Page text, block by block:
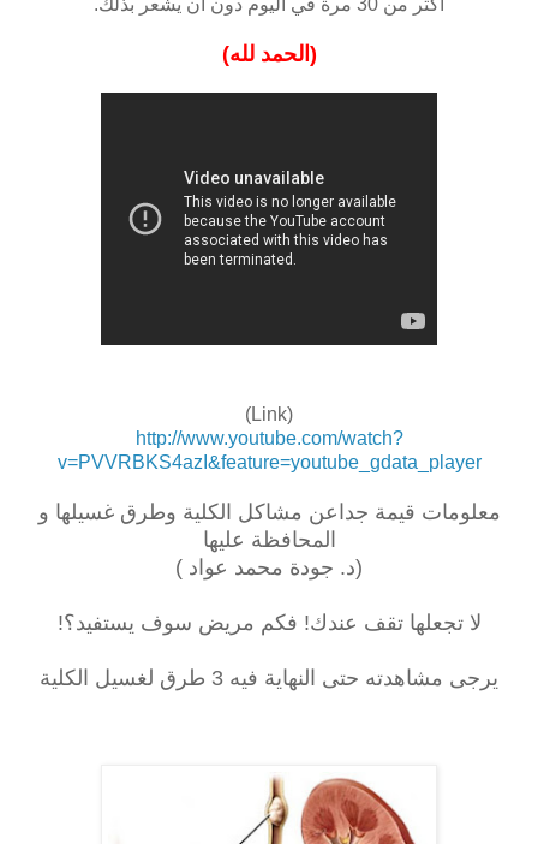
(الحمد لله)
(Link)
http://www.youtube.com/watch?
v=PVVRBKS4azI&feature=youtube_gdata_player
معلومات قيمة جداعن مشاكل الكلية وطرق غسيلها و
المحافظة عليها
(د. جودة محمد عواد )
لا تجعلها تقف عندك! فكم مريض سوف يستفيد؟!
يرجى مشاهدته حتى النهاية فيه 3 طرق لغسيل الكلية